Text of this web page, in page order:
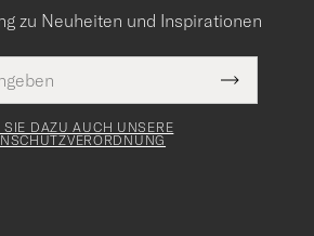
zu Neuheiten und Inspirationen
Submit
Newsletter
SIE DAZU AUCH UNSERE